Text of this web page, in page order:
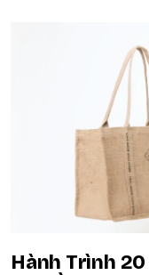
Hành Trình